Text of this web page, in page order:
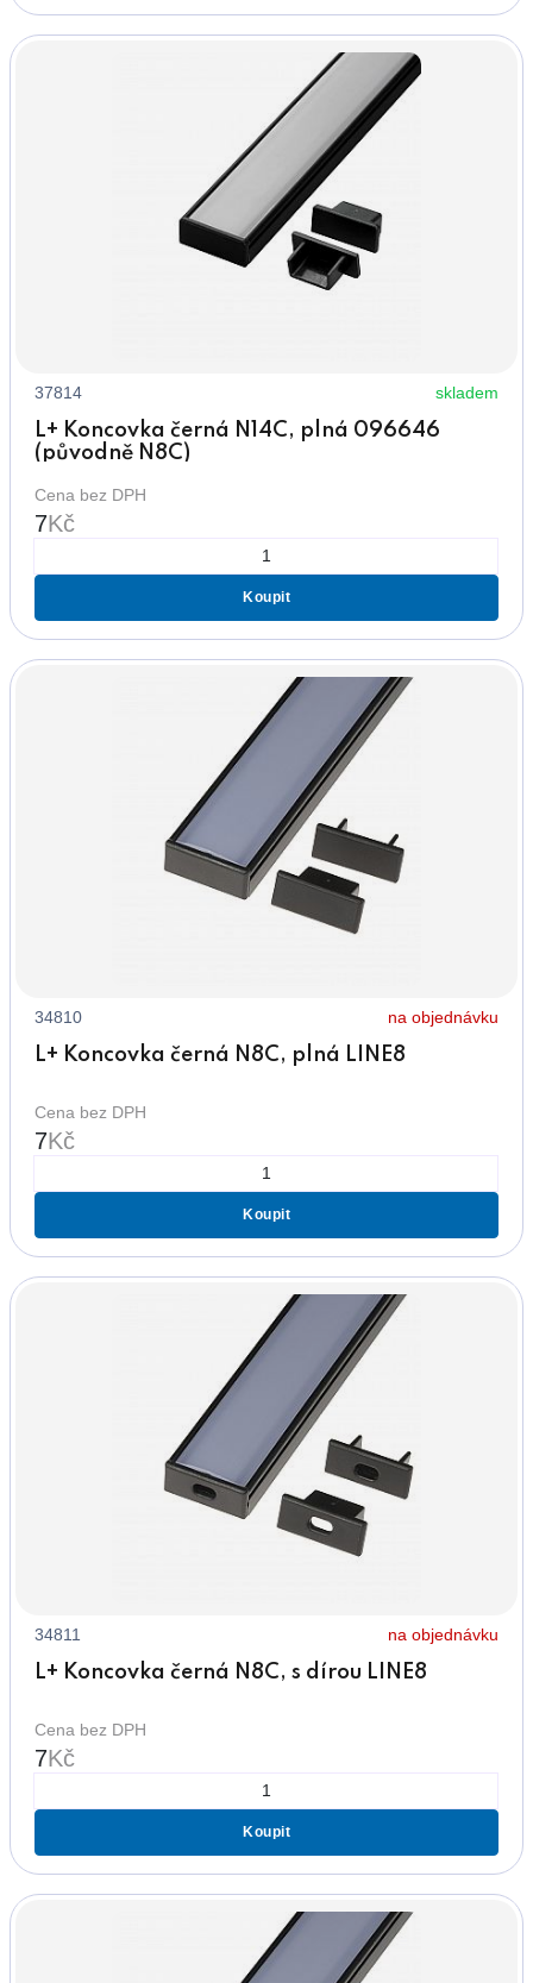
37814 skladem
L+ Koncovka černá N14C, plná 096646
(původně N8C)
Cena bez DPH
7Kč
Koupit
34810 na objednávku
L+ Koncovka černá N8C, plná LINE8
Cena bez DPH
7Kč
Koupit
34811 na objednávku
L+ Koncovka černá N8C, s dírou LINE8
Cena bez DPH
7Kč
Koupit